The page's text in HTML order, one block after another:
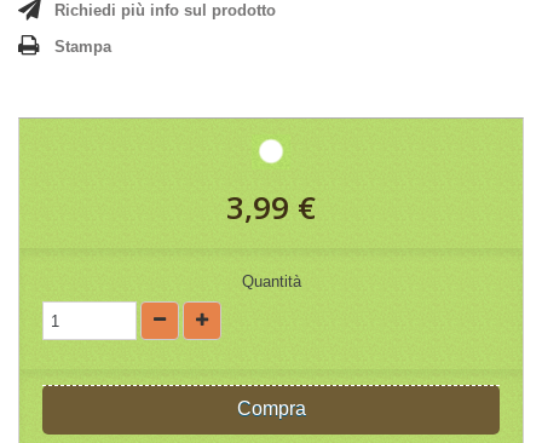
Richiedi più info sul prodotto
Stampa
3,99 €
Quantità
Compra